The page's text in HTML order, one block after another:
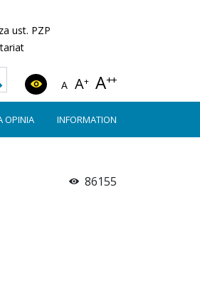
ust. PZP
A A+ A++
OPINIA INFORMATION
86155